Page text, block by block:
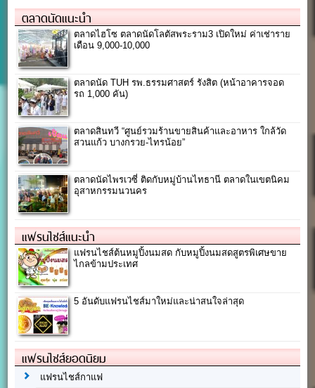
ตลาดนัดแนะนำ
ตลาดไฮโซ ตลาดนัดโลตัสพระราม3 เปิดใหม่ ค่าเช่าราย
เดือน 9,000-10,000
ตลาดนัด TUH รพ.ธรรมศาสตร์ รังสิต (หน้าอาคารจอด
รถ 1,000 คัน)
ตลาดสินทวี “ศูนย์รวมร้านขายสินค้าและอาหาร ใกล้วัด
สวนแก้ว บางกรวย-ไทรน้อย”
ตลาดนัดไพรเวซี่ ติดกับหมู่บ้านไทธานี ตลาดในเขตนิคม
อุสาหกรรมนวนคร
แฟรนไชส์แนะนำ
แฟรนไชส์ต้นหมูปิ้งนมสด กับหมูปิ้งนมสดสูตรพิเศษขาย
ไกลข้ามประเทศ
5 อันดับแฟรนไชส์มาใหม่และน่าสนใจล่าสุด
แฟรนไชส์ยอดนิยม
แฟรนไชส์กาแฟ